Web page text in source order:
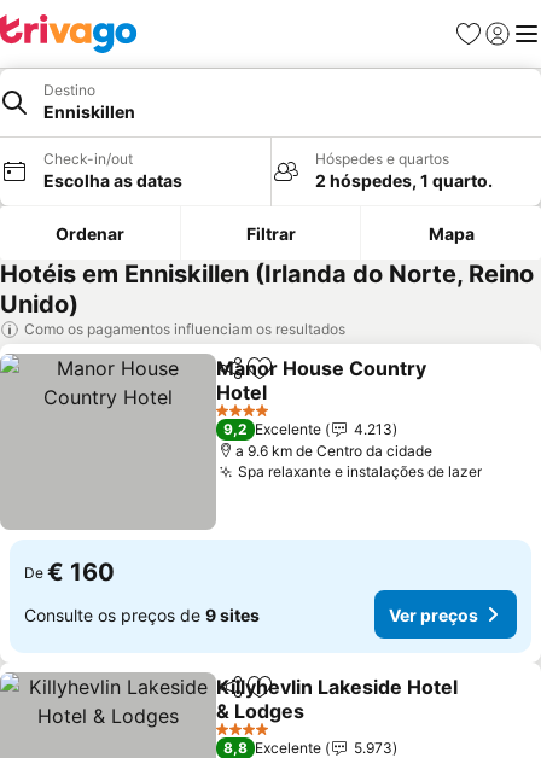
Favoritos
Iniciar
Destino
Enniskillen
Check-in/out
Escolha as datas
Hóspedes e quartos
2 hóspedes, 1 quarto.
Ordenar Filtrar Mapa
Hotéis em Enniskillen (Irlanda do Norte, Reino
Unido)
Como os pagamentos influenciam os resultados
PartilharAdicionar aos favoritos
Manor House Country
Hotel
4 Estrelas
9,2 Excelente
4.213
a 9.6 km de Centro da cidade
Spa relaxante e instalações de lazer
De € 160
Consulte os preços de 9 sites Ver preços
PartilharAdicionar aos favoritos
Killyhevlin Lakeside Hotel
& Lodges
4 Estrelas
8,8 Excelente
5.973